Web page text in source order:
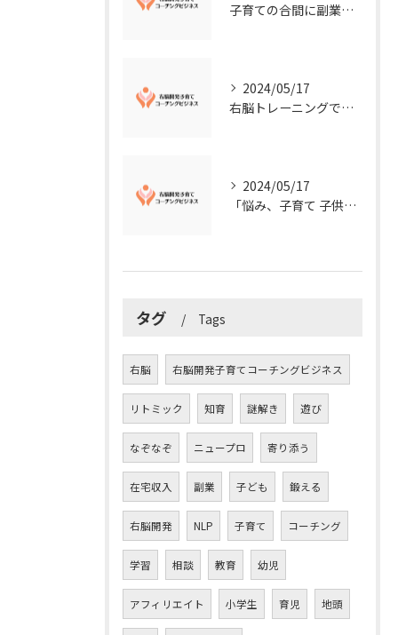
子育ての合間に副業コーチングで収入アップ！右脳開発子育てコーチングビジネスの可能性とは？
2024/05/17
右脳トレーニングで視覚的センスを磨こう！
2024/05/17
「悩み、子育て 子供の発達」を解決する右脳開発子育てコーチングビジネス業界の魅力とは？
タグ Tags
右脳 右脳開発子育てコーチングビジネス
リトミック 知育 謎解き 遊び
なぞなぞ ニュープロ 寄り添う
在宅収入 副業 子ども 鍛える
右脳開発 NLP 子育て コーチング
学習 相談 教育 幼児
アフィリエイト 小学生 育児 地頭